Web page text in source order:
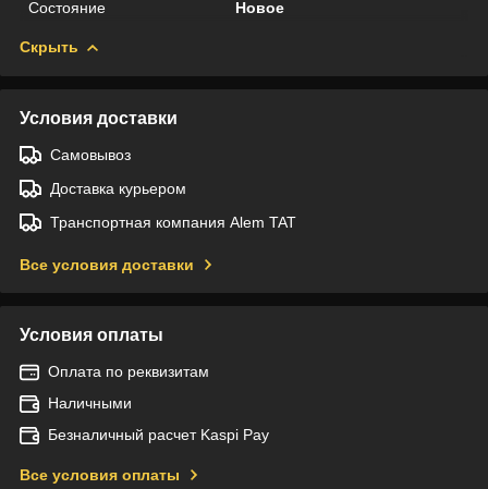
Состояние
Новое
Скрыть
Условия доставки
Самовывоз
Доставка курьером
Транспортная компания Alem TAT
Все условия доставки
Условия оплаты
Оплата по реквизитам
Наличными
Безналичный расчет Kaspi Pay
Все условия оплаты